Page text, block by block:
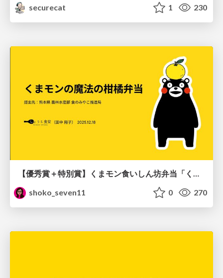
securecat
1 230
【優秀賞＋特別賞】くまモン食いしん坊弁当「くまモンの魔法の柑橘弁当」最終審査資料
shoko_seven11
0 270